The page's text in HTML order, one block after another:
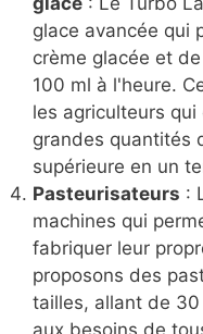
glace avancée qui
crème glacée et
100 ml à l'heure.
les agriculteurs
grandes quantités
supérieure en un
Pasteurisateurs :
machines qui
fabriquer leur
proposons des
tailles, allant de